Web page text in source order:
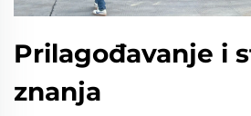
Prilagođavanje i
znanja